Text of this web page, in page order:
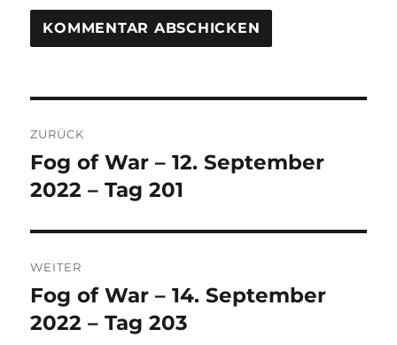
Navigation
ZURÜCK
Vorheriger
Beitrag:
Fog of War – 12. September
2022 – Tag 201
WEITER
Nächster
Beitrag:
Fog of War – 14. September
2022 – Tag 203